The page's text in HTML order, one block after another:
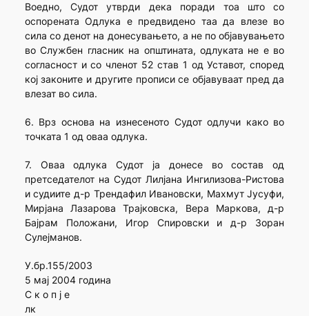
Воедно, Судот утврди дека поради тоа што со
оспорената Одлука е предвидено таа да влезе во
сила со денот на донесувањето, а не по објавувањето
во Службен гласник на општината, одлуката не е во
согласност и со членот 52 став 1 од Уставот, според
кој законите и другите прописи се објавуваат пред да
влезат во сила.
6. Врз основа на изнесеното Судот одлучи како во
точката 1 од оваа одлука.
7. Оваа одлука Судот ја донесе во состав од
претседателот на Судот Лилјана Ингилизова-Ристова
и судиите д-р Трендафил Ивановски, Махмут Јусуфи,
Мирјана Лазарова Трајковска, Вера Маркова, д-р
Бајрам Положани, Игор Спировски и д-р Зоран
Сулејманов.
У.бр.155/2003
5 мај 2004 година
С к о п ј е
лк